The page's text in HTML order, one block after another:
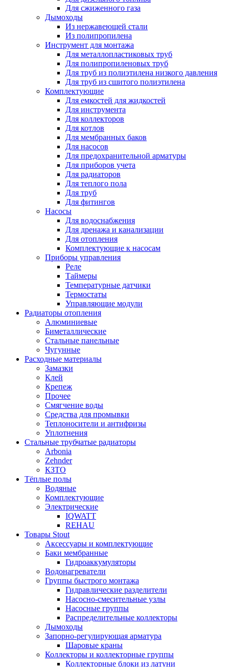
Для сжиженного газа
Дымоходы
Из нержавеющей стали
Из полипропилена
Инструмент для монтажа
Для металлопластиковых труб
Для полипропиленовых труб
Для труб из полиэтилена низкого давления
Для труб из сшитого полиэтилена
Комплектующие
Для емкостей для жидкостей
Для инструмента
Для коллекторов
Для котлов
Для мембранных баков
Для насосов
Для предохранительной арматуры
Для приборов учета
Для радиаторов
Для теплого пола
Для труб
Для фитингов
Насосы
Для водоснабжения
Для дренажа и канализации
Для отопления
Комплектующие к насосам
Приборы управления
Реле
Таймеры
Температурные датчики
Термостаты
Управляющие модули
Радиаторы отопления
Алюминиевые
Биметаллические
Стальные панельные
Чугунные
Расходные материалы
Замазки
Клей
Крепеж
Прочее
Смягчение воды
Средства для промывки
Теплоносители и антифризы
Уплотнения
Стальные трубчатые радиаторы
Arbonia
Zehnder
КЗТО
Тёплые полы
Водяные
Комплектующие
Электрические
IQWATT
REHAU
Товары Stout
Аксессуары и комплектующие
Баки мембранные
Гидроаккумуляторы
Водонагреватели
Группы быстрого монтажа
Гидравлические разделители
Насосно-смесительные узлы
Насосные группы
Распределительные коллекторы
Дымоходы
Запорно-регулирующая арматура
Шаровые краны
Коллекторы и коллекторные группы
Коллекторные блоки из латуни